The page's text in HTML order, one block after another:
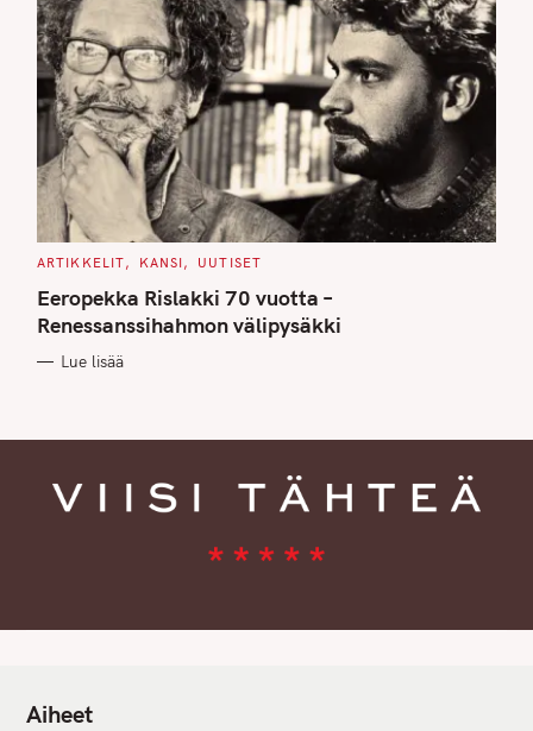
C
T
E
G
O
I
ARTIKKELIT KANSI UUTISET
Eeropekka Rislakki 70 vuotta –
Renessanssihahmon välipysäkki
Lue lisää
Aiheet